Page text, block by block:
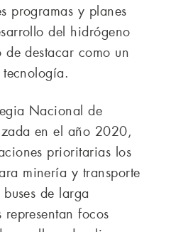
programas y planes
del hidrógeno
destacar como un
Nacional de
en el año 2020,
prioritarias los
minería y transporte
de larga
focos